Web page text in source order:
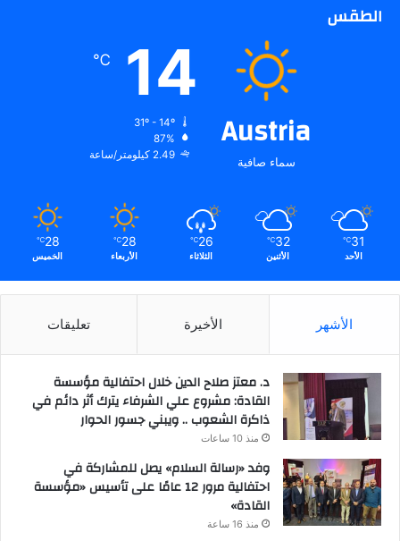
الطقس
Austria
سماء صافية
14
℃
87%
2.49 كيلومتر/ساعة
31
℃
الأحد
32
℃
الأثنين
26
℃
الثلاثاء
28
℃
الأربعاء
28
℃
الخميس
الأشهر الأخيرة تعليقات
د. معتز صلاح الدين خلال احتفالية مؤسسة
القادة: مشروع علي الشرفاء يترك أثر دائم في
ذاكرة الشعوب .. ويبني جسور الحوار
منذ 10 ساعات
وفد «رسالة السلام» يصل للمشاركة في
احتفالية مرور 12 عامًا على تأسيس «مؤسسة
القادة»
منذ 16 ساعة